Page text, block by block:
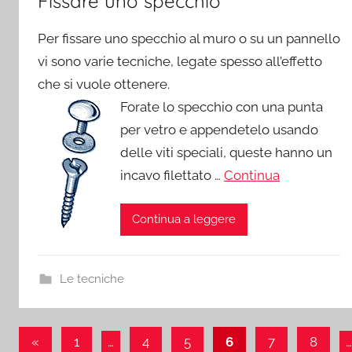
Per fissare uno specchio al muro o su un pannello
vi sono varie tecniche, legate spesso all’effetto
che si vuole ottenere.
Forate lo specchio con una punta
per vetro e appendetelo usando
delle viti speciali, queste hanno un
incavo filettato … Continua
Continua a leggere
Le tecniche
Paginazione
« Articolo
1 … 4 5 6 7 8 …